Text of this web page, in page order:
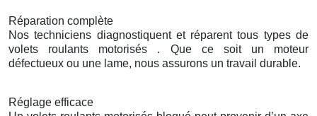
Réparation complète
Nos techniciens diagnostiquent et réparent tous types de
volets roulants motorisés . Que ce soit un moteur
défectueux ou une lame, nous assurons un travail durable.
Réglage efficace